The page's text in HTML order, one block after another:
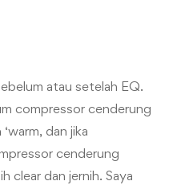
atau setelah EQ.
compressor cenderung
dan jika
cenderung
clear dan jernih. Saya